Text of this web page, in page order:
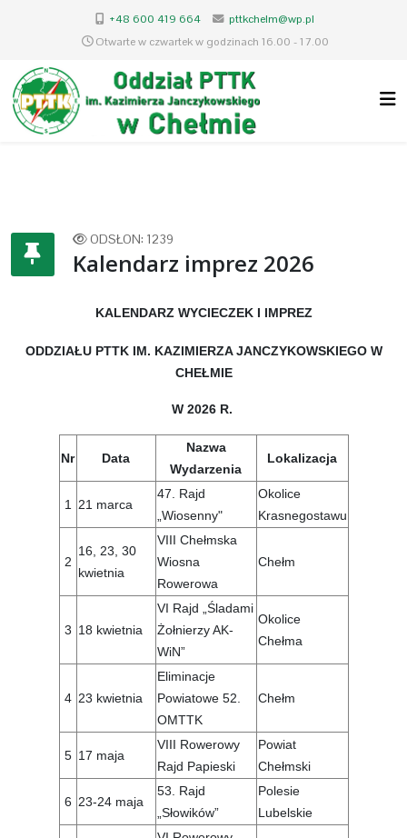
+48 600 419 664
pttkchelm@wp.pl
Otwarte w czwartek w godzinach 16.00 - 17.00
ODSŁON: 1239
Kalendarz imprez 2026
KALENDARZ WYCIECZEK I IMPREZ
ODDZIAŁU PTTK IM. KAZIMIERZA JANCZYKOWSKIEGO W
CHEŁMIE
W 2026 R.
Nr Data
Nazwa
Wydarzenia
Lokalizacja
1 21 marca
47. Rajd
„Wiosenny"
Okolice
Krasnegostawu
2
16, 23, 30
kwietnia
VIII Chełmska
Wiosna
Rowerowa
Chełm
3 18 kwietnia
VI Rajd „Śladami
Żołnierzy AK-
WiN”
Okolice
Chełma
4 23 kwietnia
Eliminacje
Powiatowe 52.
OMTTK
Chełm
5 17 maja
VIII Rowerowy
Rajd Papieski
Powiat
Chełmski
6 23-24 maja
53. Rajd
„Słowików”
Polesie
Lubelskie